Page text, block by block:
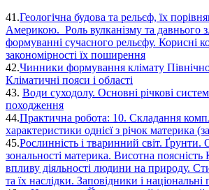
41.Геологічна будова та рельєф, їх
Америкою. Роль вулканізму та давнього
формуванні сучасного рельєфу. Корисні
закономірності їх поширення
42.Чинники формування клімату
Кліматичні пояси і області
43. Води суходолу. Основні річкові
походження
44.Практична робота: 10. Складання
характеристики однієї з річок материка
45.Рослинність і тваринний світ. Ґрунти.
зональності материка. Висотна
впливу діяльності людини на природу.
та їх наслідки. Заповідники і національні